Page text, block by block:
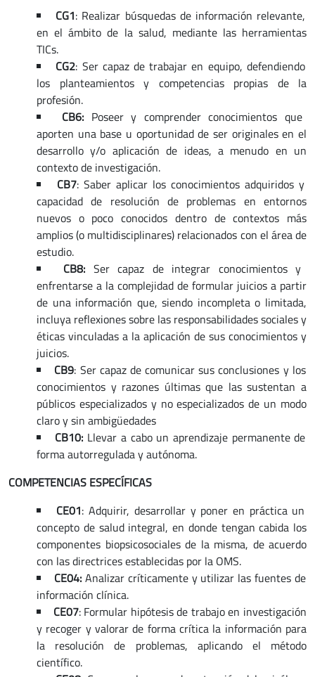
CG1: Realizar búsquedas de información relevante,
en el ámbito de la salud, mediante las herramientas
TICs.
CG2: Ser capaz de trabajar en equipo, defendiendo
los planteamientos y competencias propias de la
profesión.
CB6: Poseer y comprender conocimientos que
aporten una base u oportunidad de ser originales en el
desarrollo y/o aplicación de ideas, a menudo en un
contexto de investigación.
CB7: Saber aplicar los conocimientos adquiridos y
capacidad de resolución de problemas en entornos
nuevos o poco conocidos dentro de contextos más
amplios (o multidisciplinares) relacionados con el área de
estudio.
CB8: Ser capaz de integrar conocimientos y
enfrentarse a la complejidad de formular juicios a partir
de una información que, siendo incompleta o limitada,
incluya reflexiones sobre las responsabilidades sociales y
éticas vinculadas a la aplicación de sus conocimientos y
juicios.
CB9: Ser capaz de comunicar sus conclusiones y los
conocimientos y razones últimas que las sustentan a
públicos especializados y no especializados de un modo
claro y sin ambigüedades
CB10: Llevar a cabo un aprendizaje permanente de
forma autorregulada y autónoma.
COMPETENCIAS ESPECÍFICAS
CE01: Adquirir, desarrollar y poner en práctica un
concepto de salud integral, en donde tengan cabida los
componentes biopsicosociales de la misma, de acuerdo
con las directrices establecidas por la OMS.
CE04:Analizar críticamente y utilizar las fuentes de
información clínica.
CE07: Formular hipótesis de trabajo en investigación
y recoger y valorar de forma crítica la información para
la resolución de problemas, aplicando el método
científico.